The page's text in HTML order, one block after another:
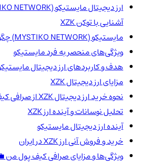
آشنایی با توکن XZK
مایستیکو (MYSTIKO NETWORK) چگونه کار می‌کند؟
ویژگی‌های منحصر به فرد مایستیکو
هدف و کاربردهای ارز دیجیتال مایستیکو
مزایای ارز دیجیتال XZK
نحوه خرید ارز دیجیتال XZK از صرافی کیف پول من
تحلیل نوسانات و آینده ارز XZK
آینده ارز دیجیتال مایستیکو
خرید و فروش آنی ارز XZK در ایران
ویژگی‌ها و مزایای صرافی کیف پول من 💼